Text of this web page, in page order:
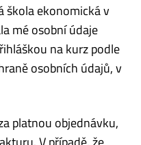
škola ekonomická v
mé osobní údaje
na kurz podle
osobních údajů, v
platnou objednávku,